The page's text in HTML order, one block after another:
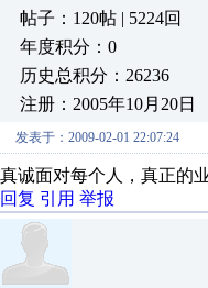
帖子：120帖 | 5224回
年度积分：0
历史总积分：26236
注册：2005年10月20日
发表于：2009-02-01 22:07:24
真诚面对每个人，真正的
回复 引用 举报